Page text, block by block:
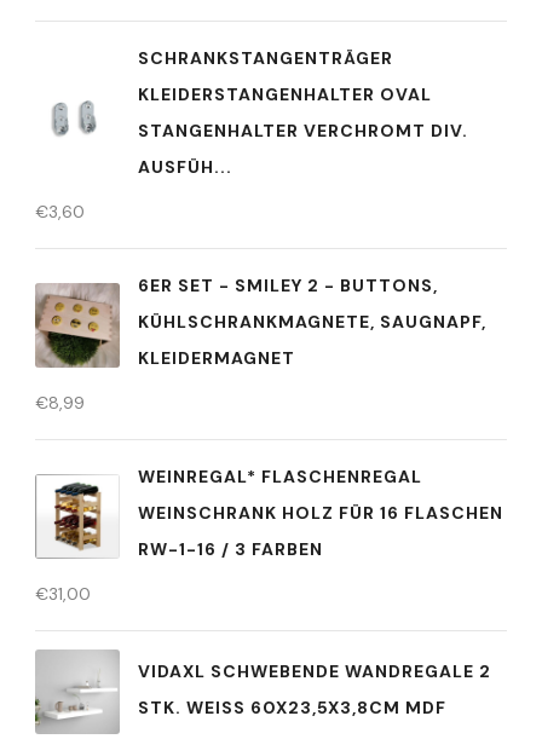
SCHRANKSTANGENTRÄGER
KLEIDERSTANGENHALTER OVAL
STANGENHALTER VERCHROMT DIV.
AUSFÜH...
€3,60
6ER SET - SMILEY 2 - BUTTONS,
KÜHLSCHRANKMAGNETE, SAUGNAPF,
KLEIDERMAGNET
€8,99
WEINREGAL* FLASCHENREGAL
WEINSCHRANK HOLZ FÜR 16 FLASCHEN
RW-1-16 / 3 FARBEN
€31,00
VIDAXL SCHWEBENDE WANDREGALE 2
STK. WEISS 60X23,5X3,8CM MDF